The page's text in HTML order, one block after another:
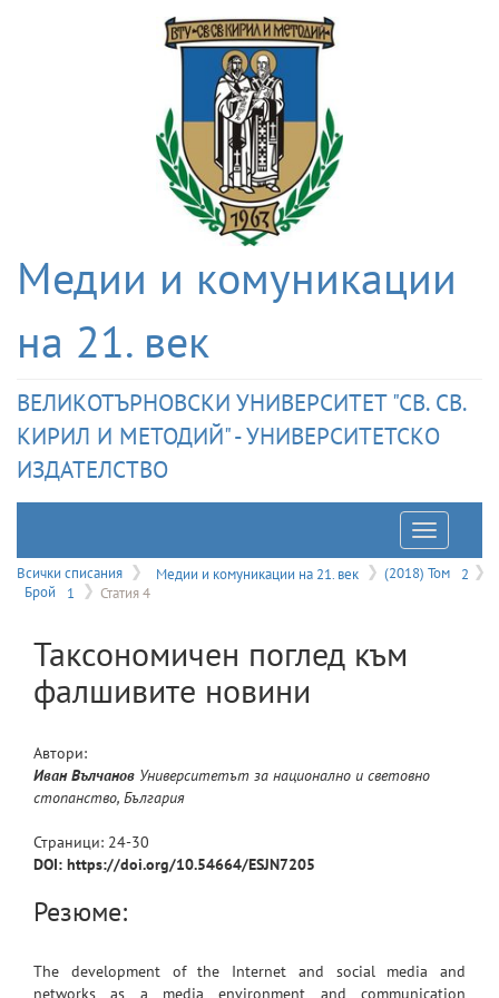
Медии и комуникации
на 21. век
ВЕЛИКОТЪРНОВСКИ УНИВЕРСИТЕТ "СВ. СВ.
КИРИЛ И МЕТОДИЙ" - УНИВЕРСИТЕТСКО
ИЗДАТЕЛСТВО
Отваряне
на
Всички списания Медии и комуникации на 21. век (2018) Том
2
Брой
1 Статия 4
Таксономичен поглед към
фалшивите новини
Автори:
Иван Вълчанов Университетът за национално и световно
стопанство, България
Страници: 24-30
DOI: https://doi.org/10.54664/ESJN7205
Резюме:
The development of the Internet and social media and
networks as a media environment and communication